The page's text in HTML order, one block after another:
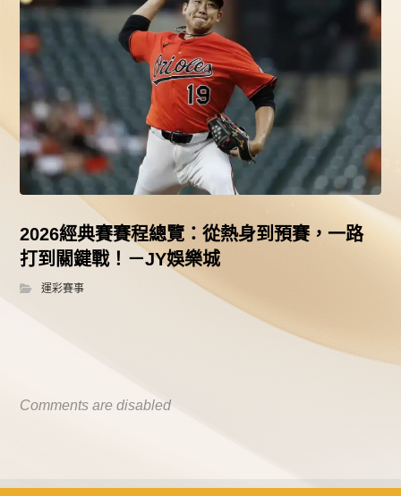
2026經典賽賽程總覽：從熱身到預賽，一路
打到關鍵戰！－JY娛樂城
運彩賽事
Comments are disabled